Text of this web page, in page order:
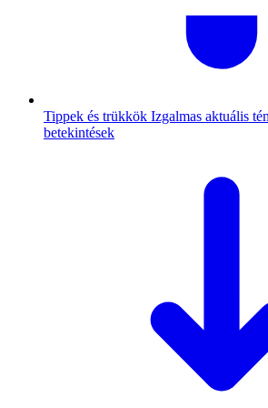
Tippek és trükkök Izgalmas aktuális
betekintések